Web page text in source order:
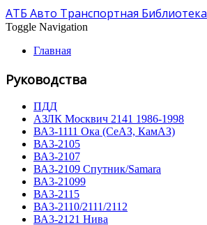
АТБ Авто Транспортная Библиотека
Toggle Navigation
Главная
Руководства
ПДД
АЗЛК Москвич 2141 1986-1998
ВА3-1111 Ока (СеАЗ, КамАЗ)
ВА3-2105
ВА3-2107
ВА3-2109 Спутник/Samara
ВА3-21099
ВА3-2115
ВА3-2110/2111/2112
ВА3-2121 Нива